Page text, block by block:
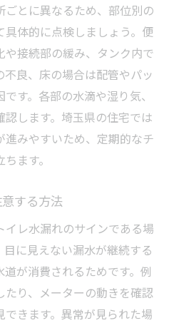
ごとに異なるため、部位別の
体的に点検しましょう。便
接続部の緩み、タンク内で
良、床の場合は配管やパッ
す。各部の水滴や湿り気、
します。埼玉県の住宅では
みやすいため、定期的なチ
ます。
する方法
レ水漏れのサインである場
に見えない漏水が継続する
が消費されるためです。例
り、メーターの動きを確認
きます。異常が見られた場